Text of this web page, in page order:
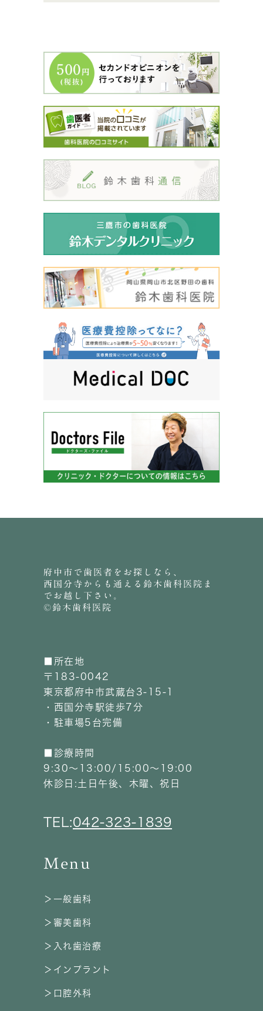
府中市で歯医者をお探しなら、
西国分寺からも通える鈴木歯科医院ま
でお越し下さい。
©鈴木歯科医院
■所在地
〒183-0042
東京都府中市武蔵台3-15-1
・西国分寺駅徒歩7分
・駐車場5台完備
■診療時間
9:30～13:00/15:00～19:00
休診日:土日午後、木曜、祝日
TEL:042-323-1839
Menu
＞一般歯科
＞審美歯科
＞入れ歯治療
＞インプラント
＞口腔外科